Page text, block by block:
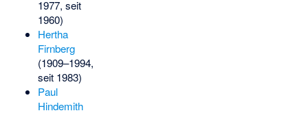
1977, seit
1960)
Hertha
Firnberg
(1909–1994,
seit 1983)
Paul
Hindemith